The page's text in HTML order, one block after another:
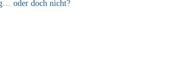
oder doch nicht?